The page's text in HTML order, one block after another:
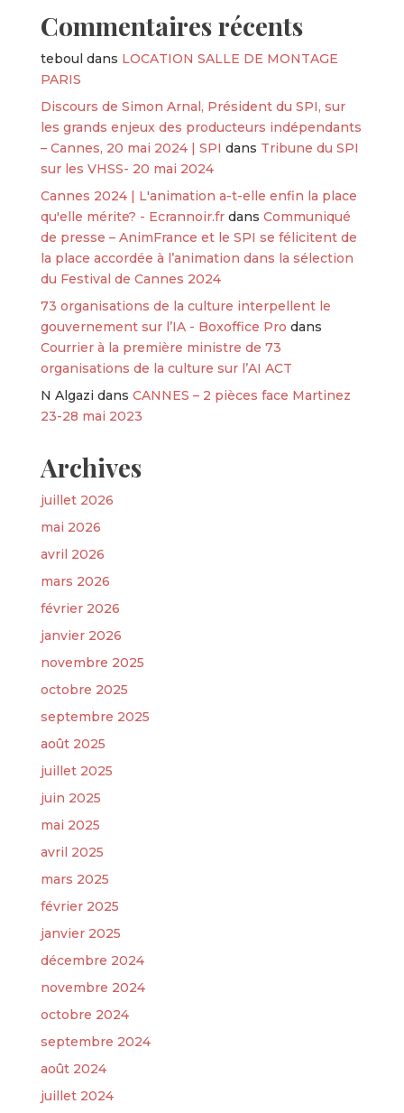
Commentaires récents
teboul dans LOCATION SALLE DE MONTAGE
PARIS
Discours de Simon Arnal, Président du SPI, sur
les grands enjeux des producteurs indépendants
– Cannes, 20 mai 2024 | SPI dans Tribune du SPI
sur les VHSS- 20 mai 2024
Cannes 2024 | L'animation a-t-elle enfin la place
qu'elle mérite? - Ecrannoir.frdans Communiqué
de presse – AnimFrance et le SPI se félicitent de
la place accordée à l’animation dans la sélection
du Festival de Cannes 2024
73 organisations de la culture interpellent le
gouvernement sur l’IA - Boxoffice Pro dans
Courrier à la première ministre de 73
organisations de la culture sur l’AI ACT
N Algazi dans CANNES – 2 pièces face Martinez
23-28 mai 2023
Archives
juillet 2026
mai 2026
avril 2026
mars 2026
février 2026
janvier 2026
novembre 2025
octobre 2025
septembre 2025
août 2025
juillet 2025
juin 2025
mai 2025
avril 2025
mars 2025
février 2025
janvier 2025
décembre 2024
novembre 2024
octobre 2024
septembre 2024
août 2024
juillet 2024